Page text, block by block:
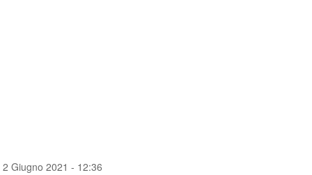
2 Giugno 2021 - 12:36